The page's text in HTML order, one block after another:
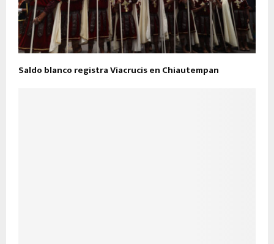
Saldo blanco registra Viacrucis en Chiautempan